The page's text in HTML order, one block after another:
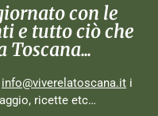
con le
e tutto ciò che
Toscana...
info@viverelatoscana.it i
ricette etc…